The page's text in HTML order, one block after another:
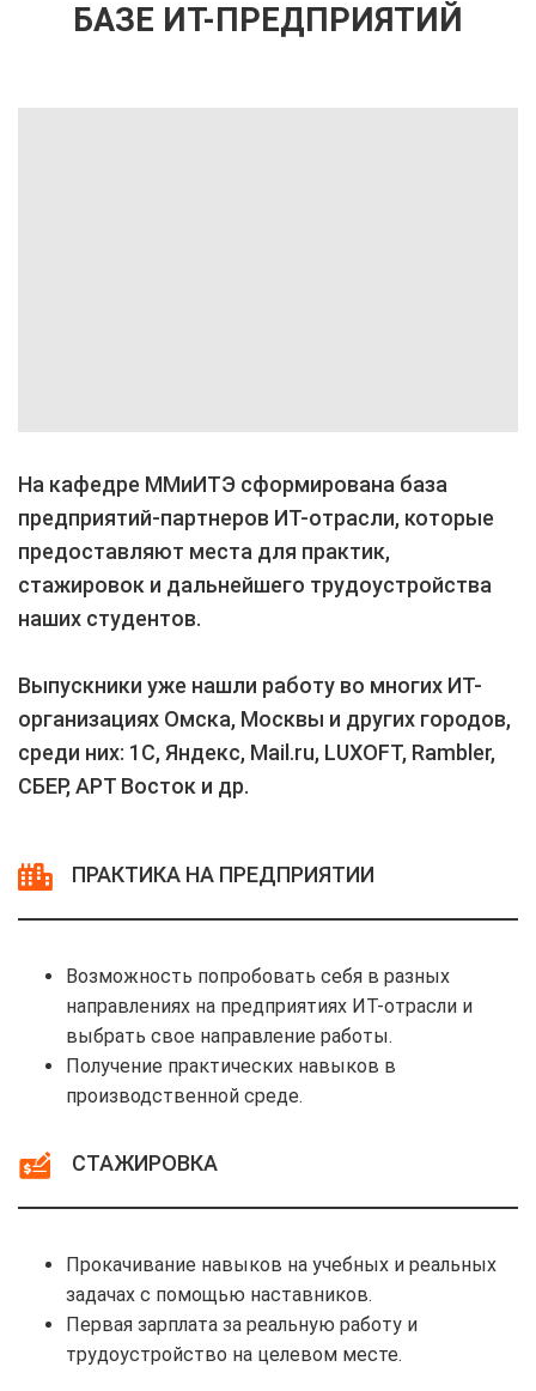
БАЗЕ ИТ-ПРЕДПРИЯТИЙ
На кафедре ММиИТЭ сформирована база
предприятий-партнеров ИТ-отрасли, которые
предоставляют места для практик,
стажировок и дальнейшего трудоустройства
наших студентов.
Выпускники уже нашли работу во многих ИТ-
организациях Омска, Москвы и других городов,
среди них: 1С, Яндекс, Mail.ru, LUXOFT, Rambler,
СБЕР, АРТ Восток и др.
ПРАКТИКА НА ПРЕДПРИЯТИИ
Возможность попробовать себя в разных
направлениях на предприятиях ИТ-отрасли и
выбрать свое направление работы.
Получение практических навыков в
производственной среде.
СТАЖИРОВКА
Прокачивание навыков на учебных и реальных
задачах с помощью наставников.
Первая зарплата за реальную работу и
трудоустройство на целевом месте.